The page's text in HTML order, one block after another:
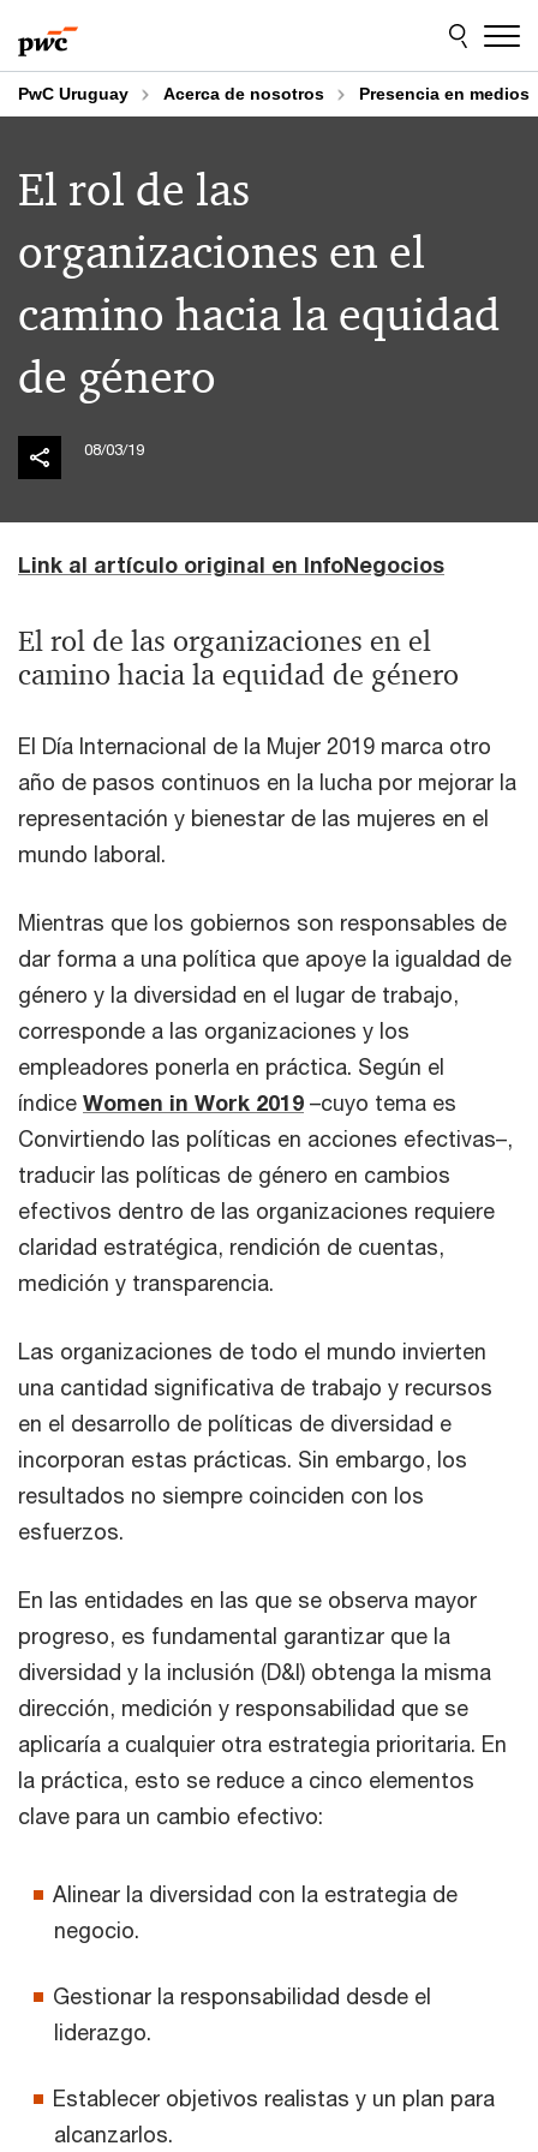
to
content
to
footer
PwC Uruguay Acerca de nosotros Presencia en medios
El rol de las
organizaciones en el
camino hacia la equidad
de género
08/03/19
Link al artículo original en InfoNegocios
El rol de las organizaciones en el
camino hacia la equidad de género
El Día Internacional de la Mujer 2019 marca otro
año de pasos continuos en la lucha por mejorar la
representación y bienestar de las mujeres en el
mundo laboral.
Mientras que los gobiernos son responsables de
dar forma a una política que apoye la igualdad de
género y la diversidad en el lugar de trabajo,
corresponde a las organizaciones y los
empleadores ponerla en práctica. Según el
índice Women in Work 2019 –cuyo tema es
Convirtiendo las políticas en acciones efectivas–,
traducir las políticas de género en cambios
efectivos dentro de las organizaciones requiere
claridad estratégica, rendición de cuentas,
medición y transparencia.
Las organizaciones de todo el mundo invierten
una cantidad significativa de trabajo y recursos
en el desarrollo de políticas de diversidad e
incorporan estas prácticas. Sin embargo, los
resultados no siempre coinciden con los
esfuerzos.
En las entidades en las que se observa mayor
progreso, es fundamental garantizar que la
diversidad y la inclusión (D&I) obtenga la misma
dirección, medición y responsabilidad que se
aplicaría a cualquier otra estrategia prioritaria. En
la práctica, esto se reduce a cinco elementos
clave para un cambio efectivo:
Alinear la diversidad con la estrategia de
negocio.
Gestionar la responsabilidad desde el
liderazgo.
Establecer objetivos realistas y un plan para
alcanzarlos.